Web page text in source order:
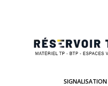
SIGNALISATION